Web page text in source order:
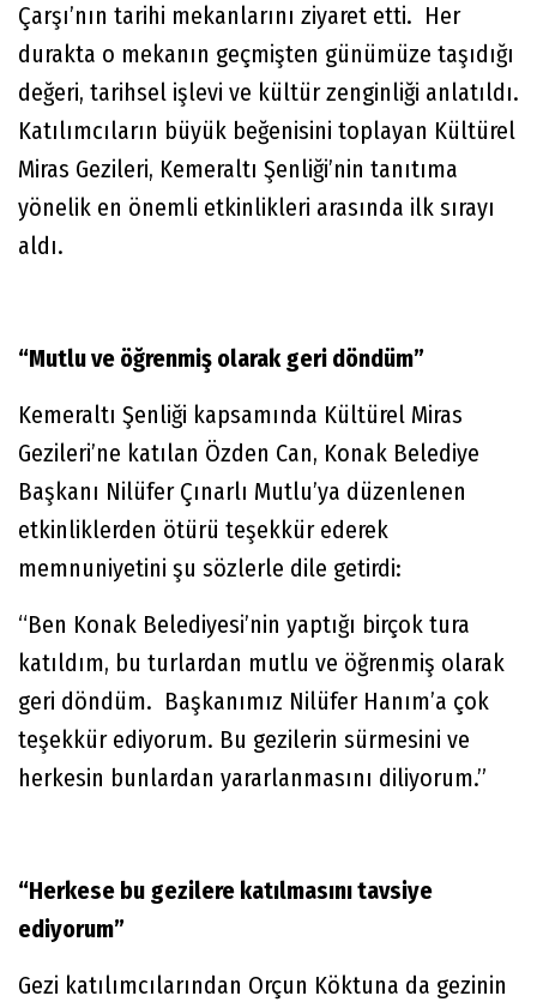
Çarşı’nın tarihi mekanlarını ziyaret etti. Her
durakta o mekanın geçmişten günümüze taşıdığı
değeri, tarihsel işlevi ve kültür zenginliği anlatıldı.
Katılımcıların büyük beğenisini toplayan Kültürel
Miras Gezileri, Kemeraltı Şenliği’nin tanıtıma
yönelik en önemli etkinlikleri arasında ilk sırayı
aldı.
“Mutlu ve öğrenmiş olarak geri döndüm”
Kemeraltı Şenliği kapsamında Kültürel Miras
Gezileri’ne katılan Özden Can, Konak Belediye
Başkanı Nilüfer Çınarlı Mutlu’ya düzenlenen
etkinliklerden ötürü teşekkür ederek
memnuniyetini şu sözlerle dile getirdi:
“Ben Konak Belediyesi’nin yaptığı birçok tura
katıldım, bu turlardan mutlu ve öğrenmiş olarak
geri döndüm. Başkanımız Nilüfer Hanım’a çok
teşekkür ediyorum. Bu gezilerin sürmesini ve
herkesin bunlardan yararlanmasını diliyorum.”
“Herkese bu gezilere katılmasını tavsiye
ediyorum”
Gezi katılımcılarından Orçun Köktuna da gezinin